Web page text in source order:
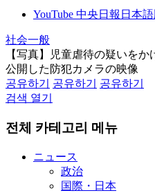
YouTube 中央日報日本語
社会一般
【写真】児童虐待の疑いを
公開した防犯カメラの映像
공유하기
공유하기
공유하기
검색 열기
전체 카테고리 메뉴
ニュース
政治
国際・日本